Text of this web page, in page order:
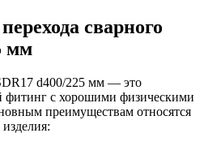
сварного
мм
d400/225 мм — это
фитинг с хорошими физическими
преимуществам относятся